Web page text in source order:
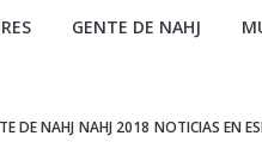
GENTE DE NAHJ
DE NAHJ NAHJ 2018 NOTICIAS EN